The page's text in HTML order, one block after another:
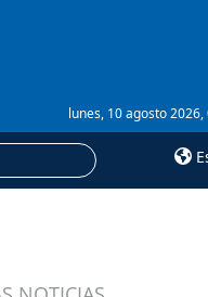
lunes, 10 agosto 2026,